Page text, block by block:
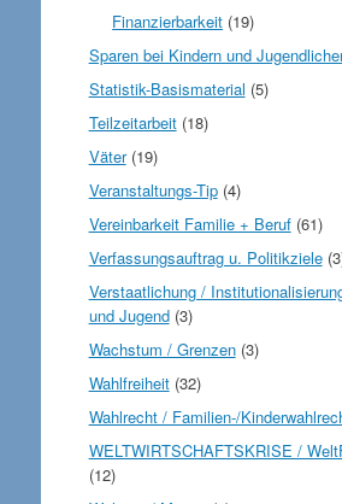
Finanzierbarkeit (19)
Sparen bei Kindern und
Statistik-Basismaterial (5)
Teilzeitarbeit(18)
Väter(19)
Veranstaltungs-Tip(4)
Vereinbarkeit Familie + Beruf(61)
Verfassungsauftrag u. Politikziele
Verstaatlichung /
und Jugend(3)
Wachstum / Grenzen(3)
Wahlfreiheit(32)
Wahlrecht / Familien-/
WELTWIRTSCHAFTSKRISE /
(12)